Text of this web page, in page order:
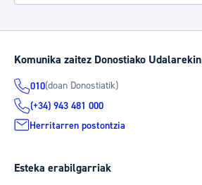
Komunika zaitez Donostiako Udalarekin
010(doan Donostiatik)
(+34) 943 481 000
Herritarren postontzia
Esteka erabilgarriak